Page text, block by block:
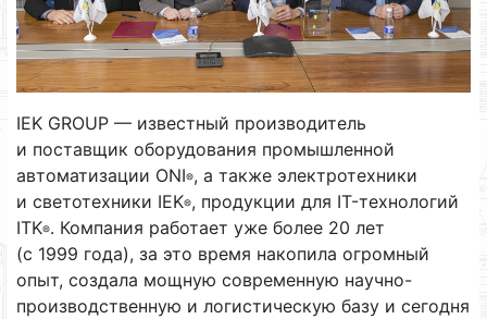
IEK GROUP — известный производитель
и поставщик оборудования промышленной
автоматизации ONI®, а также электротехники
и светотехники IEK®, продукции для IT-технологий
ITK®. Компания работает уже более 20 лет
(с 1999 года), за это время накопила огромный
опыт, создала мощную современную научно-
производственную и логистическую базу и сегодня